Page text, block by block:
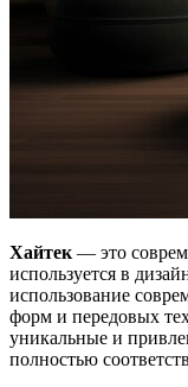
Хайтек — это
используется в
использование
форм и передовых
уникальные и
полностью